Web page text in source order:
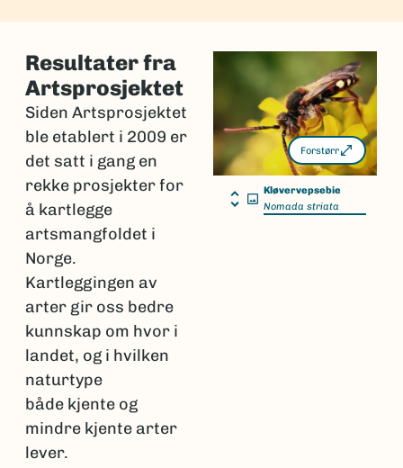
Forstørr
Kløvervepsebie
Nomada striata
Resultater fra
Artsprosjektet
Siden Artsprosjektet
ble etablert i 2009 er
det satt i gang en
rekke prosjekter for
å kartlegge
artsmangfoldet i
Norge.
Kartleggingen av
arter gir oss bedre
kunnskap om hvor i
landet, og i hvilken
naturtype
både kjente og
mindre kjente arter
lever.